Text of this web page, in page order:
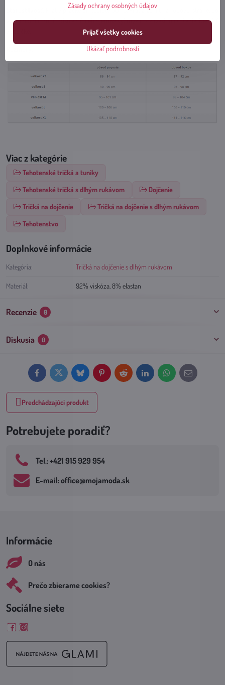
: Prať v práčke pri teplote 30 °C. Prať a žehliť na rubovej strane, po
vypraní opláchnuť, odstreďiť alebo jemne vyžmýkať a zavesiť na sušenie. Nesušiť
Viac z kategórie
Tehotenské tričká a tuniky
Tehotenské tričká s dlhým rukávom
Dojčenie
Tričká na dojčenie
Tričká na dojčenie s dlhým rukávom
Tehotenstvo
Doplnkové informácie
Kategória: Tričká na dojčenie s dlhým rukávom
Materiál: 92% viskóza, 8% elastan
Recenzie 0
Diskusia 0
FacebookTwitter BlueskyPinterestReddit LinkedInWhatsApp
E-
mail
Predchádzajúci produkt
Potrebujete poradiť?
Tel​.: +421 915 929 954
E-mail: office​@mojamoda​.sk
Informácie
O nás
Prečo zbierame cookies?
Sociálne siete
FacebookInstagram
Zásady ochrany osobných údajov
Ukázať podrobnosti
Prijať všetky cookies